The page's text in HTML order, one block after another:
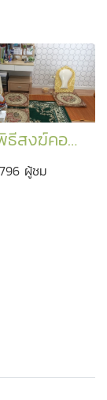
รับจัดพิธีสงฆ์คอนโด
ผู้ชม